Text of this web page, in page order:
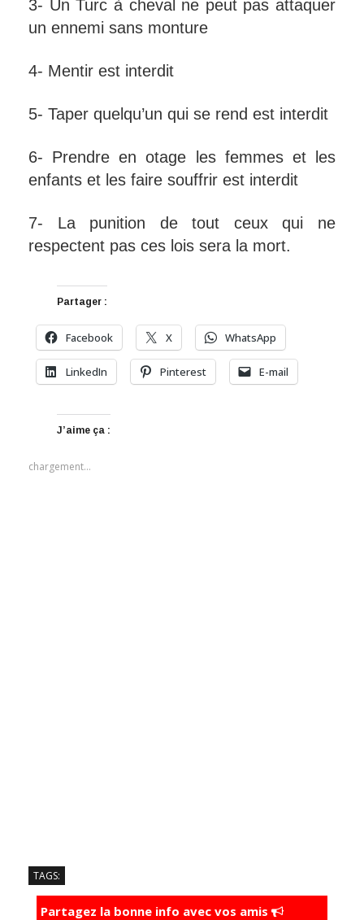
3- Un Turc à cheval ne peut pas attaquer
un ennemi sans monture
4- Mentir est interdit
5- Taper quelqu’un qui se rend est interdit
6- Prendre en otage les femmes et les
enfants et les faire souffrir est interdit
7- La punition de tout ceux qui ne
respectent pas ces lois sera la mort.
Partager :
Facebook X WhatsApp
LinkedIn Pinterest E-mail
J’aime ça :
chargement…
TAGS:
Partagez la bonne info avec vos amis